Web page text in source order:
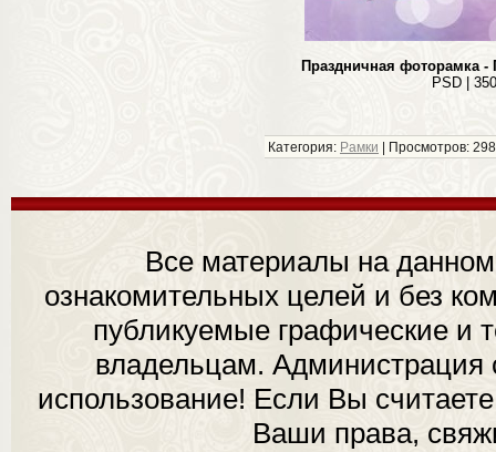
Праздничная фоторамка -
PSD |
Категория: Рамки | Просмотров:
Все материалы на
ознакомительных целей и без
публикуемые графические и
владельцам. Администрация
использование! Если Вы
Ваши права,